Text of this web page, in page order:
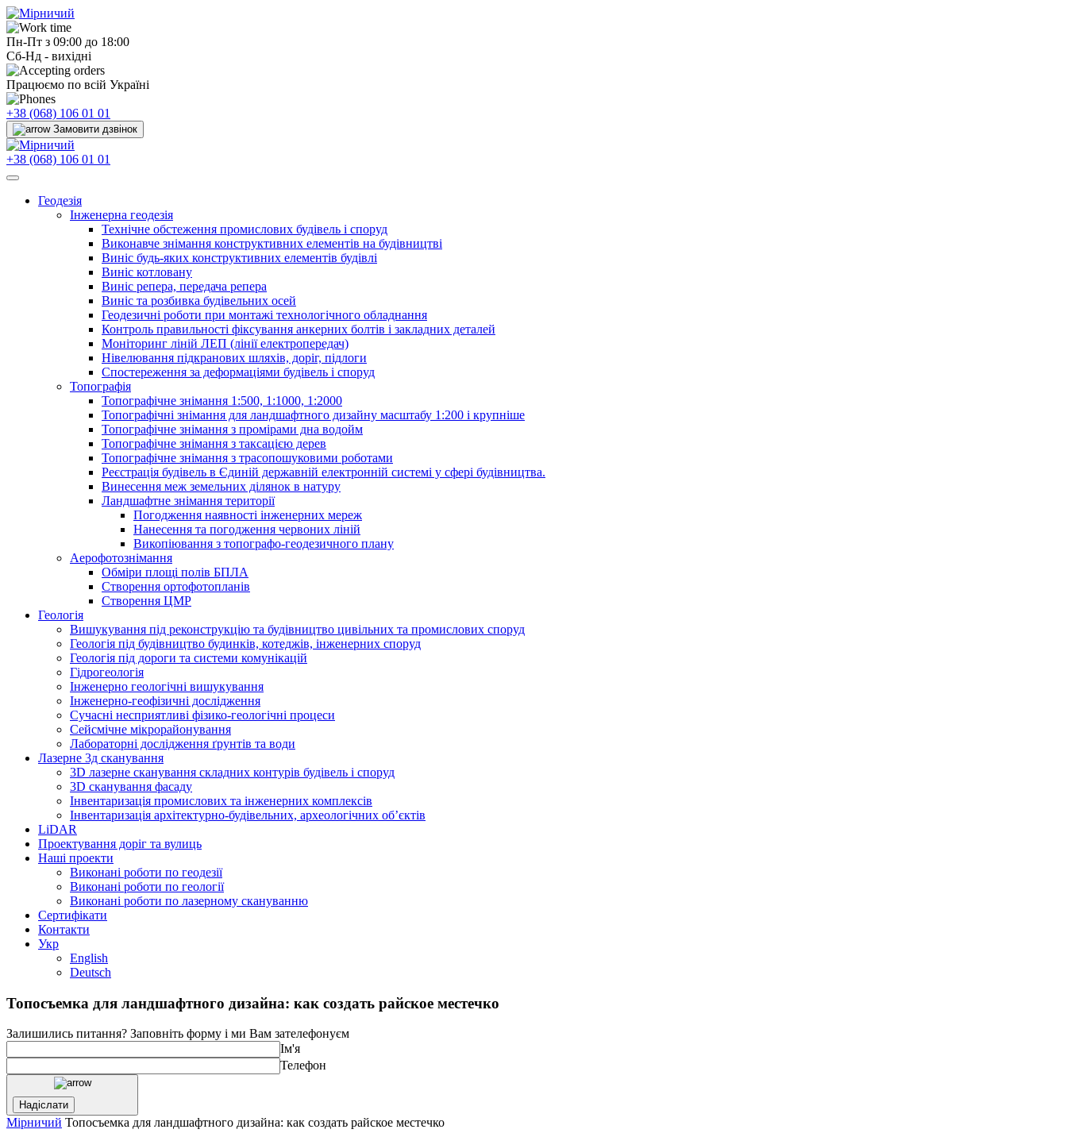
Пн-Пт з 09:00 до 18:00
Сб-Нд - вихідні
Працюємо по всій Україні
+38 (068) 106 01 01
Замовити дзвінок
+38 (068) 106 01 01
Геодезія
Інженерна геодезія
Технічне обстеження промислових будівель і споруд
Виконавче знімання конструктивних елементів на будівництві
Виніс будь-яких конструктивних елементів будівлі
Виніс котловану
Виніс репера, передача репера
Виніс та розбивка будівельних осей
Геодезичні роботи при монтажі технологічного обладнання
Контроль правильності фіксування анкерних болтів і закладних деталей
Моніторинг ліній ЛЕП (лінії електропередач)
Нівелювання підкранових шляхів, доріг, підлоги
Спостереження за деформаціями будівель і споруд
Топографія
Топографічне знімання 1:500, 1:1000, 1:2000
Топографічні знімання для ландшафтного дизайну масштабу 1:200 і крупніше
Топографічне знімання з промірами дна водойм
Топографічне знімання з таксацією дерев
Топографічне знімання з трасопошуковими роботами
Реєстрація будівель в Єдиній державній електронній системі у сфері будівництва.
Винесення меж земельних ділянок в натуру
Ландшафтне знімання території
Погодження наявності інженерних мереж
Нанесення та погодження червоних ліній
Викопіювання з топографо-геодезичного плану
Аерофотознімання
Обміри площі полів БПЛА
Створення ортофотопланів
Створення ЦМР
Геологія
Вишукування під реконструкцію та будівництво цивільних та промислових споруд
Геологія під будівництво будинків, котеджів, інженерних споруд
Геологія під дороги та системи комунікацій
Гідрогеологія
Інженерно геологічні вишукування
Інженерно-геофізичні дослідження
Сучасні несприятливі фізико-геологічні процеси
Сейсмічне мікрорайонування
Лабораторні дослідження ґрунтів та води
Лазерне 3д сканування
3D лазерне сканування складних контурів будівель і споруд
3D сканування фасаду
Інвентаризація промислових та інженерних комплексів
Інвентаризація архітектурно-будівельних, археологічних об’єктів
LiDAR
Проектування доріг та вулиць
Наші проекти
Виконані роботи по геодезії
Виконані роботи по геології
Виконані роботи по лазерному скануванню
Сертифікати
Контакти
Укр
English
Deutsch
Топосъемка для ландшафтного дизайна: как создать райское местечко
Залишились питання? Заповніть форму і ми Вам зателефонуєм
Ім'я
Телефон
Мірничий Топосъемка для ландшафтного дизайна: как создать райское местечко